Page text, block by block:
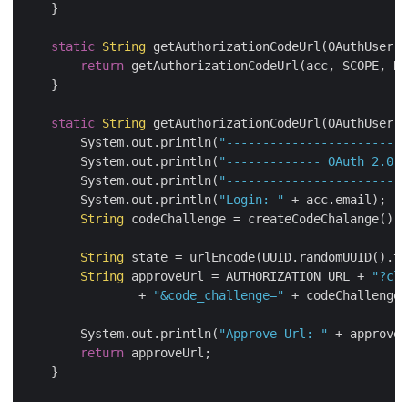
    }
static String getAuthorizationCodeUrl(OAuthUser
return getAuthorizationCodeUrl(acc, SCOPE,
    }
static String getAuthorizationCodeUrl(OAuthUser
        System.out.println(
        System.out.println(
"------------- OAuth 2.0
        System.out.println(
        System.out.println(
"Login: "
+ acc.email);
String codeChallenge = createCodeChalange();
String state =
String approveUrl = AUTHORIZATION_URL +
                +
"&code_challenge=" +
        System.out.println(
"Approve Url: "
+
return approveUrl;
    }